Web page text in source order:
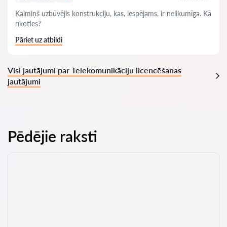
Kaimiņš uzbūvējis konstrukciju, kas, iespējams, ir nelikumīga. Kā
rīkoties?
Pāriet uz atbildi
Visi jautājumi par Telekomunikāciju licencēšanas
jautājumi
Pēdējie raksti